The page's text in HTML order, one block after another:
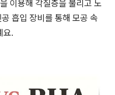
이용해 각질층을 불리고 노
흡입 장비를 통해 모공 속
요.